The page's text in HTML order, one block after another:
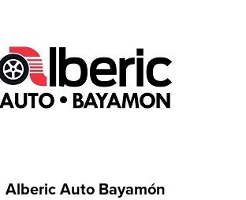
Alberic Auto Bayamón